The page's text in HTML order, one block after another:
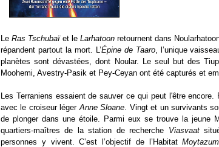
Le Ras Tschubaïet le Larhatoon retournent dans
répandent partout la mort. L’Épine de Taaro, l’unique
planètes sont dévastées, dont Noular. Le seul but des
Moohemi, Avestry-Pasik et Pey-Ceyan ont été capturés et
Les Terraniens essaient de sauver ce qui peut l'être
avec le croiseur légerAnne Sloane. Vingt et un survivants
de plonger dans une étoile. Parmi eux se trouve la jeune
quartiers-maîtres de la station de recherche Viasvaat
personnes y vivent. C’est l’objectif de l’HabitatMoytazum